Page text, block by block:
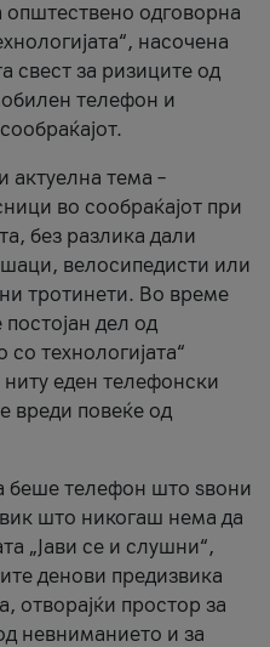
општествено одговорна
насочена
свест за ризиците од
телефон и
актуелна тема –
во сообраќајот при
без разлика дали
велосипедисти или
тротинети. Во време
дел од
со технологијата“
ниту еден телефонски
вреди повеќе од
беше телефон што ѕвони
што никогаш нема да
„Јави се и слушни“,
денови предизвика
отворајќи простор за
невниманието и за